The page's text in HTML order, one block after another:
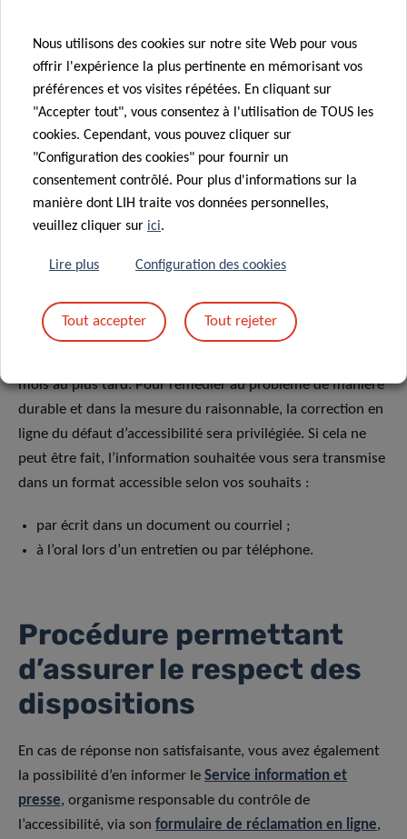
et fondées sur une évaluation effective de la conformité du
présent site internet avec les exigences fixées dans
RGAA 4.1.2 , telle qu’une auto-évaluation réalisée par
l’organisme « Luxembourg Institute of Health (LIH) ».
Retour d’information et
coordonnées de contact
un courriel à
communication@lih.lu
: décrivez votre
problème et indiquez-nous la page concernée. Nous nous
mois au plus tard. Pour remédier au problème de manière
durable et dans la mesure du raisonnable, la correction en
ligne du défaut d’accessibilité sera privilégiée. Si cela ne
peut être fait, l’information souhaitée vous sera transmise
dans un format accessible selon vos souhaits :
par écrit dans un document ou courriel ;
à l’oral lors d’un entretien ou par téléphone.
Procédure permettant
d’assurer le respect des
dispositions
En cas de réponse non satisfaisante, vous avez également
la possibilité d’en informer le Service information et
presse, organisme responsable du contrôle de
l’accessibilité, via son formulaire de réclamation en ligne,
Nous utilisons des cookies sur notre site Web pour vous
offrir l'expérience la plus pertinente en mémorisant vos
préférences et vos visites répétées. En cliquant sur
"Accepter tout", vous consentez à l'utilisation de TOUS les
cookies. Cependant, vous pouvez cliquer sur
"Configuration des cookies" pour fournir un
consentement contrôlé. Pour plus d'informations sur la
manière dont LIH traite vos données personnelles,
veuillez cliquer sur ici.
Lire plus Configuration des cookies
Tout accepter Tout rejeter